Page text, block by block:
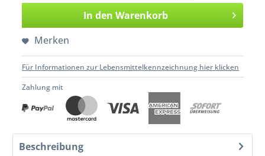
In den Warenkorb
Merken
Für Informationen zur Lebensmittelkennzeichnung hier klicken
Zahlung mit
Beschreibung